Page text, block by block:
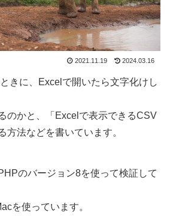
2021.11.19 2024.03.16
きに、Excelで開いたら文字化けし
のかと、「Excelで表示できるCSV
方法などを書いています。
のバージョン8を使って検証して
を使っています。